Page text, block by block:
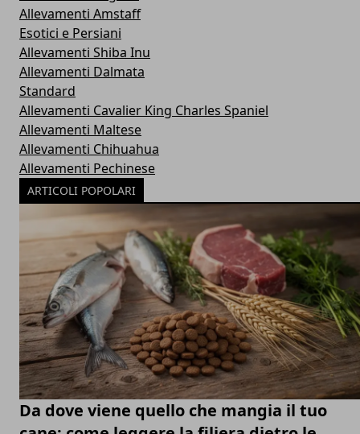
Allevamenti Amstaff
Esotici e Persiani
Allevamenti Shiba Inu
Allevamenti Dalmata
Standard
Allevamenti Cavalier King Charles Spaniel
Allevamenti Maltese
Allevamenti Chihuahua
Allevamenti Pechinese
ARTICOLI POPOLARI
Da dove viene quello che mangia il tuo